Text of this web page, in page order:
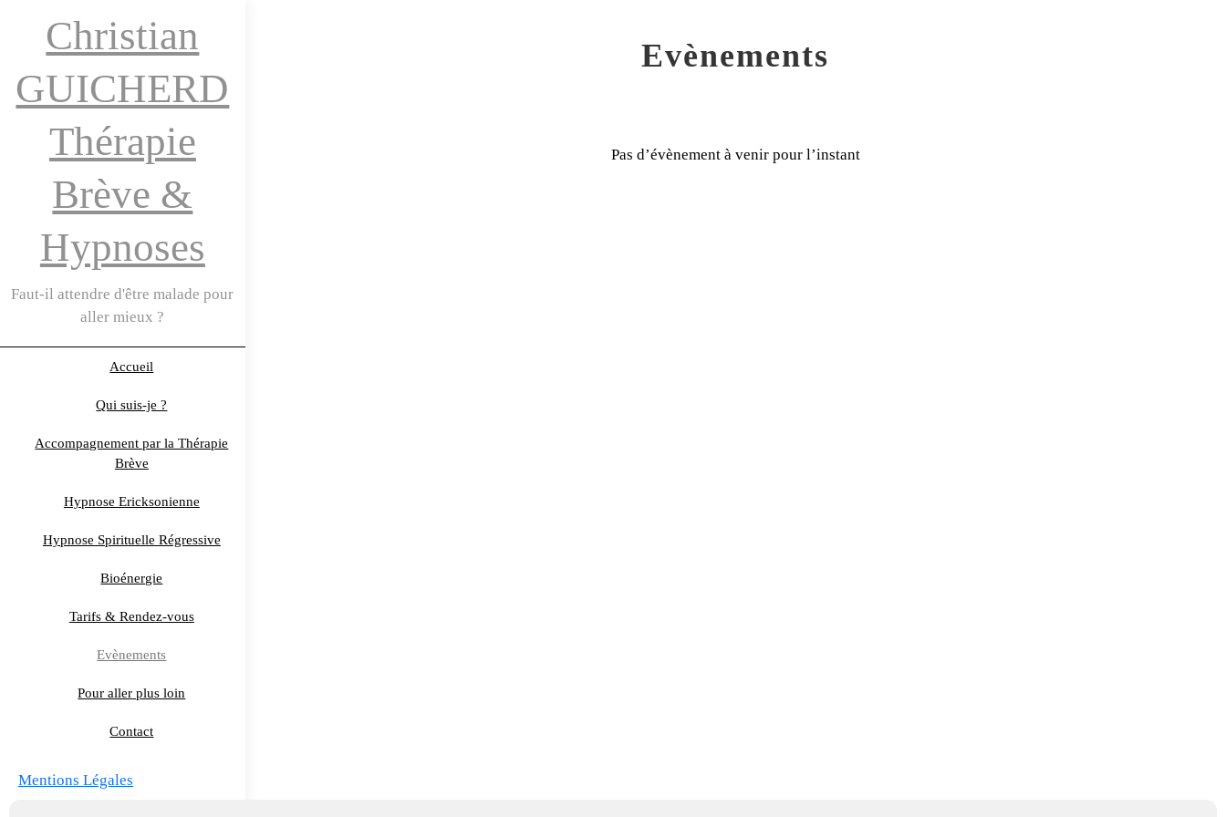
Christian
GUICHERD
Thérapie
Brève &
Hypnoses
Faut-il attendre d'être malade pour
aller mieux ?
Accueil
Qui suis-je ?
Accompagnement par la Thérapie
Brève
Hypnose Ericksonienne
Hypnose Spirituelle Régressive
Bioénergie
Tarifs & Rendez-vous
Evènements
Pour aller plus loin
Contact
Mentions Légales
Evènements
Pas d’évènement à venir pour l’instant